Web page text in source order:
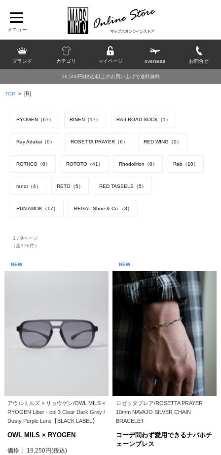
ブランド カテゴリ マイページ overseas お問合せ
16,500円(税込)以上のお買い上げで送料無料
TOP > [R]
RYOGEN（67） RINEN（17） RAILROAD SOCK（1）
Ray Adakai（0） ROSETTA PRAYER（6） RED WING（0）
ROTHCO（0） ROTOTO（41） Rhodolirion（0） Rab（10）
ranor（4） RETO（5） RED TASSELS（5）
RUN AMOK（17） REGAL Shoe & Co.（3）
1 / 9ページ
（全176件）
NEW
アウルミルズ × リョウゲン/OWL MILS ×
RYOGEN Liber - col.3 Clear Dark Grey /
Dusty Purple Lens【BLACK LABEL】
OWL MILS × RYOGEN
価格： 19,250円(税込)
NEW
ロゼッタプレア/ROSETTA PRAYER
10mm NAVAJO SILVER CHAIN
BRACELET
コーデ問わず愛用できるナバホチ
ェーンブレス